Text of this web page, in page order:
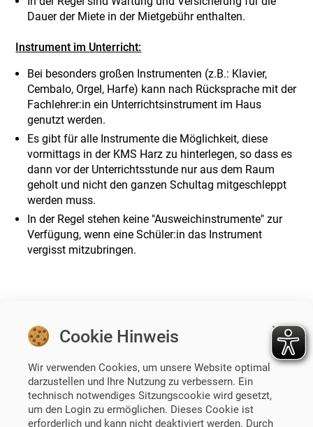
Dauer der Miete in der Mietgebühr enthalten.
Instrument im Unterricht:
Bei besonders großen Instrumenten (z.B.: Klavier,
Cembalo, Orgel, Harfe) kann nach Rücksprache mit der
Fachlehrer:in ein Unterrichtsinstrument im Haus
genutzt werden.
Es gibt für alle Instrumente die Möglichkeit, diese
vormittags in der KMS Harz zu hinterlegen, so dass es
dann vor der Unterrichtsstunde nur aus dem Raum
geholt und nicht den ganzen Schultag mitgeschleppt
werden muss.
In der Regel stehen keine "Ausweichinstrumente" zur
Verfügung, wenn eine Schüler:in das Instrument
vergisst mitzubringen.
zurück Cookie Hinweis
Wir verwenden Cookies, um unsere Website optimal
darzustellen und Ihre Nutzung zu verbessern. Ein
technisch notwendiges Sitzungscookie wird gesetzt,
um den Login zu ermöglichen. Dieses Cookie ist
erforderlich und kann nicht deaktiviert werden. Durch